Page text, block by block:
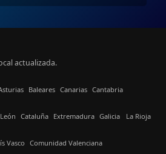
actualizada.
Baleares Canarias Cantabria
Cataluña Extremadura Galicia La Rioja
Vasco Comunidad Valenciana